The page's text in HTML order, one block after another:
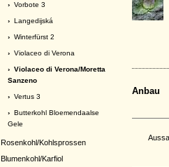
› Vorbote 3
› Langedijská
› Winterfürst 2
› Violaceo di Verona
› Violaceo di Verona/Moretta
Sanzeno
› Vertus 3
› Butterkohl Bloemendaalse
Gele
Rosenkohl/Kohlsprossen
Blumenkohl/Karfiol
Anbau